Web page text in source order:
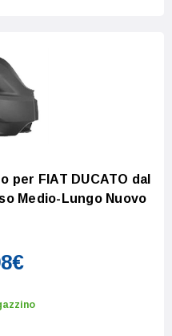
FIAT DUCATO dal
Medio-Lungo Nuovo